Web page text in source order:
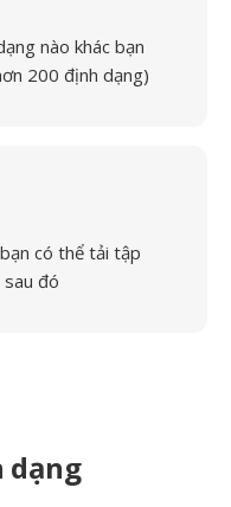
nào khác bạn
200 định dạng)
có thể tải tập
đó
dạng